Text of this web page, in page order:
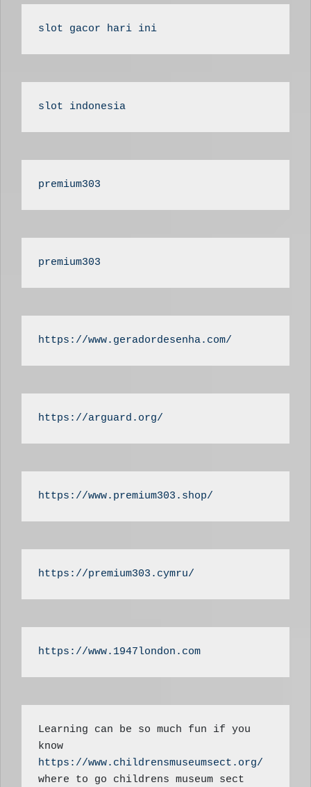
slot gacor hari ini
slot indonesia
premium303
premium303
https://www.geradordesenha.com/
https://arguard.org/
https://www.premium303.shop/
https://premium303.cymru/
https://www.1947london.com
Learning can be so much fun if you
https://www.childrensmuseumsect.org/
where to go childrens museum sect